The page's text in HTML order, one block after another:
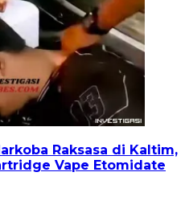
Raksasa di Kaltim,
Vape Etomidate